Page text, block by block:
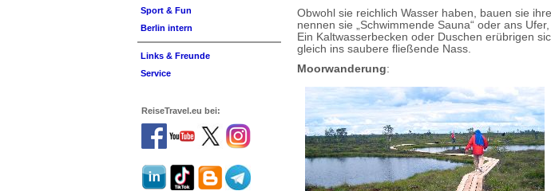
Obwohl sie reichlich Wasser haben, bauen sie
nennen sie „Schwimmende Sauna“ oder ans
Ein Kaltwasserbecken oder Duschen erübrigen
gleich ins saubere fließende Nass.
Moorwanderung:
Sport & Fun
Berlin intern
Links & Freunde
Service
ReiseTravel.eu bei: